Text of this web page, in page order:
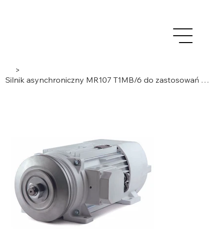
>
Silnik asynchroniczny MR107 T1MB/6 do zastosowań w trudnych warunkach | 6-biegunowy, 3-fazowy |